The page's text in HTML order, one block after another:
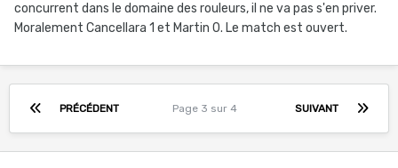
concurrent dans le domaine des rouleurs, il ne va pas s'en priver.
Moralement Cancellara 1 et Martin 0. Le match est ouvert.
PRÉCÉDENT SUIVANT
Page 3 sur 4